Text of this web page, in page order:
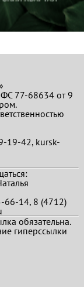
77-68634 от 9
19-42, kursk-
66-14, 8 (4712)
обязательна.
гиперссылки